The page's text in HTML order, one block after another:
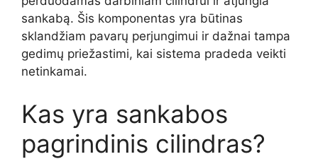
sankabą. Šis komponentas yra būtinas
sklandžiam pavarų perjungimui ir dažnai tampa
gedimų priežastimi, kai sistema pradeda veikti
netinkamai.
Kas yra sankabos
pagrindinis cilindras?